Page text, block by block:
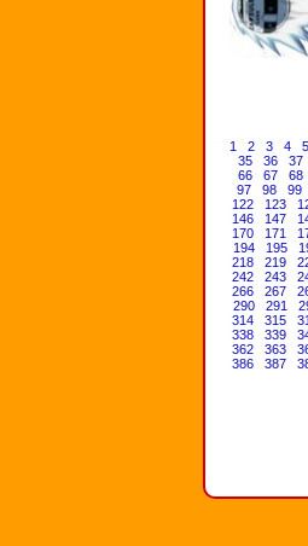
1 2 3 4 5
35
36 37
66
67 68
97
98 99
122
123
146
147
170
171
194
195
218
219
242
243
266
267
290
291
314
315
338
339
362
363
386
387